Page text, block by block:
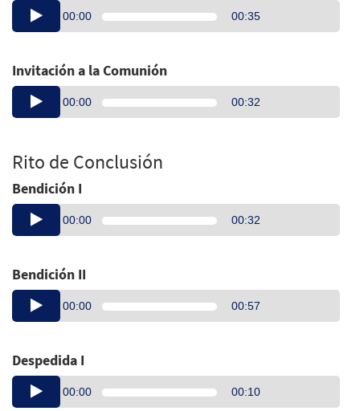
Audio
Player
00:00 00:35
Invitación a la Comunión
Audio
Player
00:00 00:32
Rito de Conclusión
Bendición I
Audio
Player
00:00 00:32
Bendición II
Audio
Player
00:00 00:57
Despedida I
Audio
Player
00:00 00:10